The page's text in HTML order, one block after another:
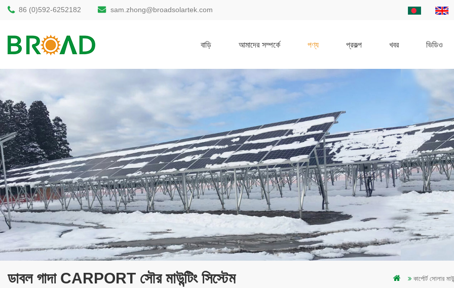
86 (0)592-6252182 sam.zhong@broadsolartek.com
বাড়ি আমাদের সম্পর্কে পণ্য প্রকল্প খবর ভিডিও
ডাবল গাদা CARPORT সৌর মাউন্টিং সিস্টেম কার্পোর্ট সোলার